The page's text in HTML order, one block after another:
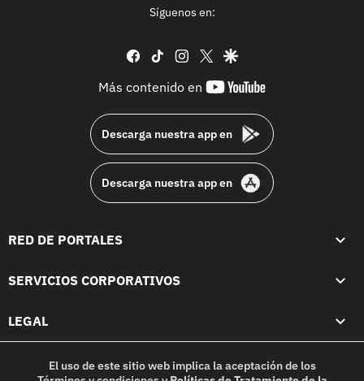
Síguenos en:
facebook
tiktok instagram
twittergoogle
Más contenido en
youtube-
Descarga nuestra app en
Descarga nuestra app en
RED DE PORTALES
SERVICIOS CORPORATIVOS
LEGAL
El uso de este sitio web implica la aceptación de los